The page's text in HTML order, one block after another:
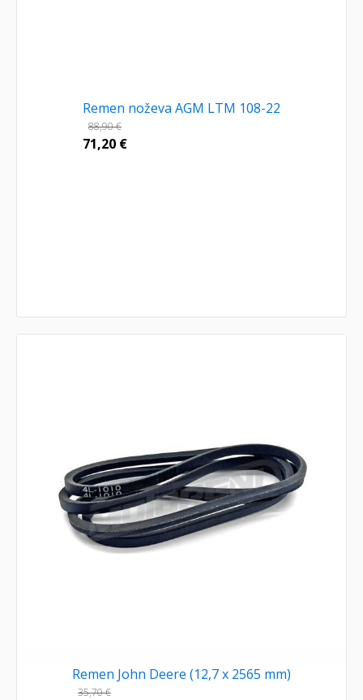
Remen noževa AGM LTM 108-22
88,90€
71,20 €
Remen John Deere (12,7 x 2565 mm)
35,70€